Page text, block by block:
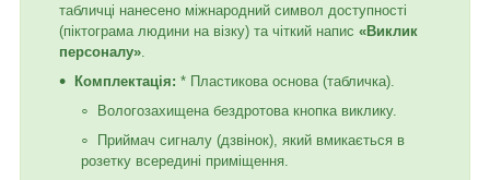
табличці нанесено міжнародний символ доступності
(піктограма людини на візку) та чіткий напис «Виклик
персоналу»
Комплектація: * Пластикова основа (табличка).
Вологозахищена бездротова кнопка виклику.
Приймач сигналу (дзвінок), який вмикається в
розетку всередині приміщення.